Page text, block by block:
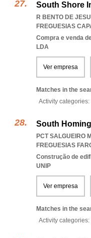
South Shore
R BENTO DE
FREGUESIAS
Compra e venda
LDA
Ver empresa
Matches in the
Activity categories:
South
PCT SALGUEIRO
FREGUESIAS
Construção de
UNIP
Ver empresa
Matches in the
Activity categories: